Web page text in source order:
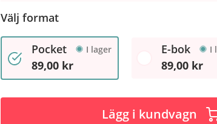
Välj format
Pocket I lager
89,00 kr
E-bok I
89,00 kr
Lägg i kundvagn